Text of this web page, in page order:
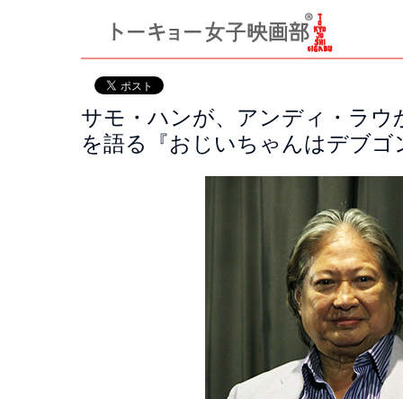
サモ・ハンが、アンディ・ラウ
を語る『おじいちゃんはデブゴ